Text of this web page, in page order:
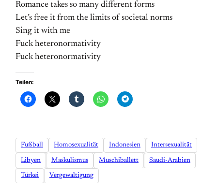
Romance takes so many different forms
Let’s free it from the limits of societal norms
Sing it with me
Fuck heteronormativity
Fuck heteronormativity
Teilen:
Fußball Homosexualität Indonesien Intersexualität
Libyen Maskulismus Muschiballett Saudi-Arabien
Türkei Vergewaltigung